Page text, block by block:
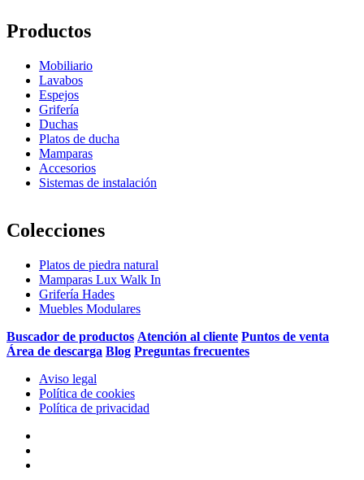
Productos
Mobiliario
Lavabos
Espejos
Grifería
Duchas
Platos de ducha
Mamparas
Accesorios
Sistemas de instalación
Colecciones
Platos de piedra natural
Mamparas Lux Walk In
Grifería Hades
Muebles Modulares
Buscador de productos Atención al cliente Puntos de venta
Área de descarga Blog Preguntas frecuentes
Aviso legal
Política de cookies
Política de privacidad